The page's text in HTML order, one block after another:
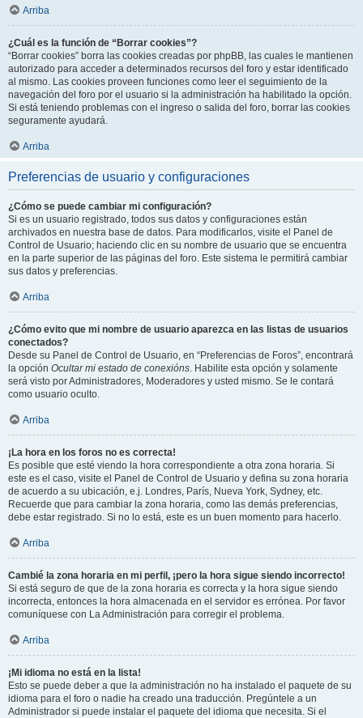
Arriba
¿Cuál es la función de “Borrar cookies”?
“Borrar cookies” borra las cookies creadas por phpBB, las cuales le mantienen
autorizado para acceder a determinados recursos del foro y estar identificado
al mismo. Las cookies proveen funciones como leer el seguimiento de la
navegación del foro por el usuario si la administración ha habilitado la opción.
Si está teniendo problemas con el ingreso o salida del foro, borrar las cookies
seguramente ayudará.
Arriba
Preferencias de usuario y configuraciones
¿Cómo se puede cambiar mi configuración?
Si es un usuario registrado, todos sus datos y configuraciones están
archivados en nuestra base de datos. Para modificarlos, visite el Panel de
Control de Usuario; haciendo clic en su nombre de usuario que se encuentra
en la parte superior de las páginas del foro. Este sistema le permitirá cambiar
sus datos y preferencias.
Arriba
¿Cómo evito que mi nombre de usuario aparezca en las listas de usuarios
conectados?
Desde su Panel de Control de Usuario, en “Preferencias de Foros”, encontrará
la opción Ocultar mi estado de conexións. Habilite esta opción y solamente
será visto por Administradores, Moderadores y usted mismo. Se le contará
como usuario oculto.
Arriba
¡La hora en los foros no es correcta!
Es posible que esté viendo la hora correspondiente a otra zona horaria. Si
este es el caso, visite el Panel de Control de Usuario y defina su zona horaria
de acuerdo a su ubicación, e.j. Londres, París, Nueva York, Sydney, etc.
Recuerde que para cambiar la zona horaria, como las demás preferencias,
debe estar registrado. Si no lo está, este es un buen momento para hacerlo.
Arriba
Cambié la zona horaria en mi perfil, ¡pero la hora sigue siendo incorrecto!
Si está seguro de que de la zona horaria es correcta y la hora sigue siendo
incorrecta, entonces la hora almacenada en el servidor es errónea. Por favor
comuníquese con La Administración para corregir el problema.
Arriba
¡Mi idioma no está en la lista!
Esto se puede deber a que la administración no ha instalado el paquete de su
idioma para el foro o nadie ha creado una traducción. Pregúntele a un
Administrador si puede instalar el paquete del idioma que necesita. Si el